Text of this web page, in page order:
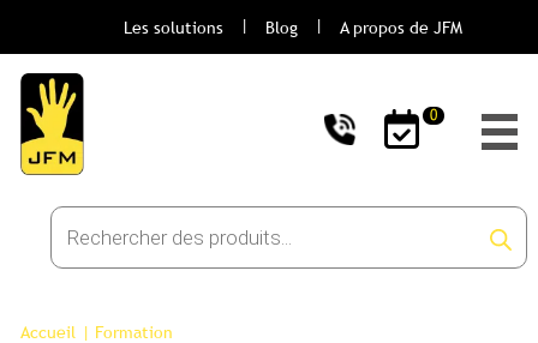
Les solutions Blog A propos de JFM
Recherche
de
produits
0
Accueil | Formation